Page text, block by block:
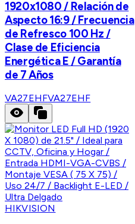
1920x1080 / Relación de
Aspecto 16:9 / Frecuencia
de Refresco 100 Hz /
Clase de Eficiencia
Energética E / Garantía
de 7 Años
VA27EHFVA27EHF
HIKVISION